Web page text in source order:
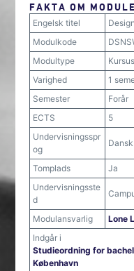
FAKTA OM
Engelsk titel
Modulkode
Modultype
Kursus
Varighed
1
Semester
Forår
ECTS
5
Undervisningsspr
og
Dansk
Tomplads
Ja
Undervisningsste
d
Modulansvarlig
Lone
Indgår i
Studieordning for
København